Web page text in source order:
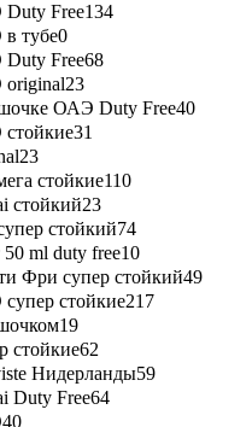
Free134
тубе0
Free68
23
ОАЭ Duty Free40
31
23
стойкие110
стойкий23
стойкий74
ml duty free10
Фри супер стойкий49
стойкие217
19
стойкие62
Нидерланды59
Duty Free64
40